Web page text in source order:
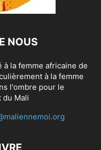
NOUS
la femme africaine de
à la femme
l'ombre pour le
du Mali